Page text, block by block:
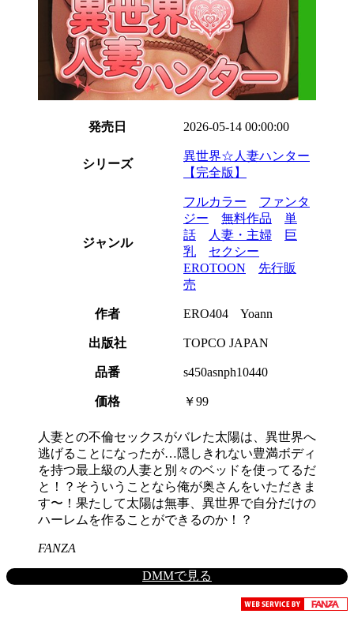
発売日 2026-05-14 00:00:00
シリーズ
異世界☆人妻ハンター
【完全版】
ジャンル
フルカラー
ファンタ
ジー
無料作品
単
話
人妻・主婦
巨
乳
セクシー
EROTOON
先行販
売
作者 ERO404 Yoann
出版社 TOPCO JAPAN
品番 s450asnph10440
価格 ￥99
人妻との不倫セックスがバレた太陽は、異世界へ
逃げることになったが…隠しきれない豊満ボディ
を持つ最上級の人妻と別々のベッドを使ってるだ
と！？そういうことなら俺が奥さんをいただきま
す〜！果たして太陽は無事、異世界で自分だけの
ハーレムを作ることができるのか！？
FANZA
DMMで見る